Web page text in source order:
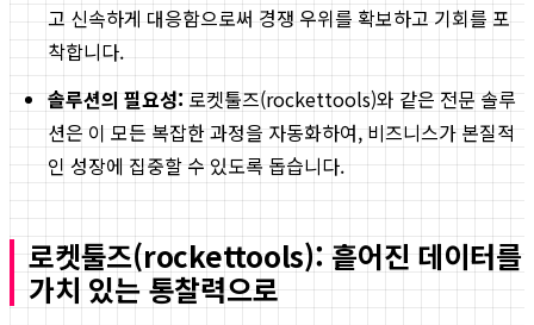
고 신속하게 대응함으로써 경쟁 우위를 확보하고 기회를 포
착합니다.
솔루션의 필요성: 로켓툴즈(rockettools)와 같은 전문 솔루
션은 이 모든 복잡한 과정을 자동화하여, 비즈니스가 본질적
인 성장에 집중할 수 있도록 돕습니다.
로켓툴즈(rockettools): 흩어진 데이터를
가치 있는 통찰력으로